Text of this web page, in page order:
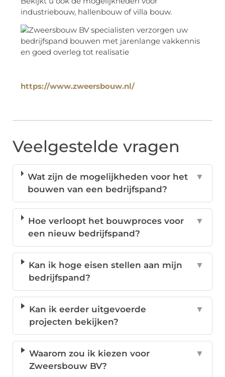
industriebouw, hallenbouw of villa bouw.
https://www.zweersbouw.nl/
Veelgestelde vragen
Wat zijn de mogelijkheden voor het
bouwen van een bedrijfspand?
▼
Hoe verloopt het bouwproces voor
een nieuw bedrijfspand?
▼
Kan ik hoge eisen stellen aan mijn
bedrijfspand?
▼
Kan ik eerder uitgevoerde
projecten bekijken?
▼
Waarom zou ik kiezen voor
Zweersbouw BV?
▼